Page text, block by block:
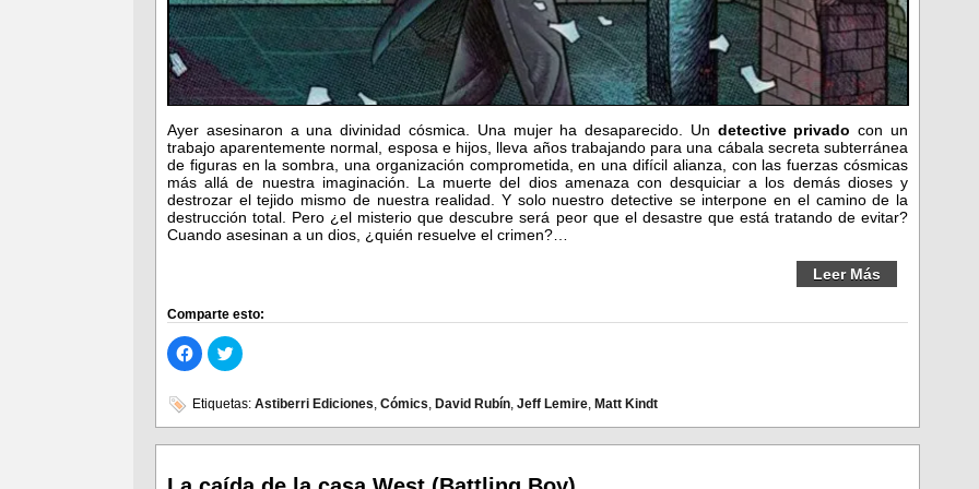
Ayer asesinaron a una divinidad cósmica. Una mujer ha desaparecido. Un detective privado con un
trabajo aparentemente normal, esposa e hijos, lleva años trabajando para una cábala secreta subterránea
de figuras en la sombra, una organización comprometida, en una difícil alianza, con las fuerzas cósmicas
más allá de nuestra imaginación. La muerte del dios amenaza con desquiciar a los demás dioses y
destrozar el tejido mismo de nuestra realidad. Y solo nuestro detective se interpone en el camino de la
destrucción total. Pero ¿el misterio que descubre será peor que el desastre que está tratando de evitar?
Cuando asesinan a un dios, ¿quién resuelve el crimen?…
Leer Más
Comparte esto:
Haz
clic
para
en
Facebook
(Se
abre
ventana
Haz
clic
en
(Se
abre
ventana
Etiquetas: Astiberri Ediciones, Cómics, David Rubín, Jeff Lemire, Matt Kindt